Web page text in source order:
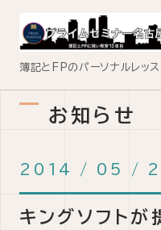
簿記とFPのパーソナルレッ
お知らせ
2014 / 05 /
キングソフト